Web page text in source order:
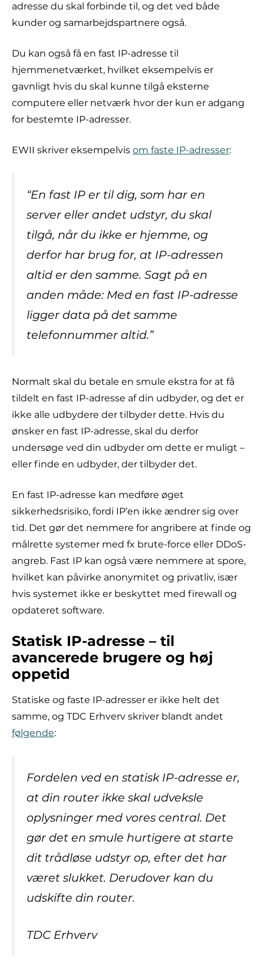
adresse du skal forbinde til, og det ved både
kunder og samarbejdspartnere også.
Du kan også få en fast IP-adresse til
hjemmenetværket, hvilket eksempelvis er
gavnligt hvis du skal kunne tilgå eksterne
computere eller netværk hvor der kun er adgang
for bestemte IP-adresser.
EWII skriver eksempelvis om faste IP-adresser:
“En fast IP er til dig, som har en
server eller andet udstyr, du skal
tilgå, når du ikke er hjemme, og
derfor har brug for, at IP-adressen
altid er den samme. Sagt på en
anden måde: Med en fast IP-adresse
ligger data på det samme
telefonnummer altid.”
Normalt skal du betale en smule ekstra for at få
tildelt en fast IP-adresse af din udbyder, og det er
ikke alle udbydere der tilbyder dette. Hvis du
ønsker en fast IP-adresse, skal du derfor
undersøge ved din udbyder om dette er muligt –
eller finde en udbyder, der tilbyder det.
En fast IP-adresse kan medføre øget
sikkerhedsrisiko, fordi IP’en ikke ændrer sig over
tid. Det gør det nemmere for angribere at finde og
målrette systemer med fx brute-force eller DDoS-
angreb. Fast IP kan også være nemmere at spore,
hvilket kan påvirke anonymitet og privatliv, især
hvis systemet ikke er beskyttet med firewall og
opdateret software.
Statisk IP-adresse – til
avancerede brugere og høj
oppetid
Statiske og faste IP-adresser er ikke helt det
samme, og TDC Erhverv skriver blandt andet
følgende:
Fordelen ved en statisk IP-adresse er,
at din router ikke skal udveksle
oplysninger med vores central. Det
gør det en smule hurtigere at starte
dit trådløse udstyr op, efter det har
været slukket. Derudover kan du
udskifte din router.
TDC Erhverv